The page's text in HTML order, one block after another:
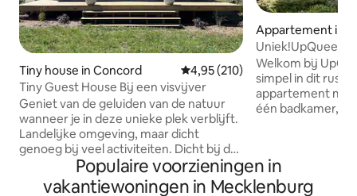
Tiny house in Concord Gemiddelde beoordeling van
4,95 (210)
Tiny Guest House Bij een visvijver
Geniet van de geluiden van de natuur
wanneer je in deze unieke plek verblijft.
Landelijke omgeving, maar dicht
genoeg bij veel activiteiten. Dicht bij de
snelweg Charlotte en Charlotte.
Wijngaarden, PNC-paviljoen. Great Wolf
Appartement in
Uniek!UpQueen
Welkom bij
simpel in dit
appartement met
één badkamer,
restaurants,
Populaire voorzieningen in
vakantiewoningen in Mecklenburg